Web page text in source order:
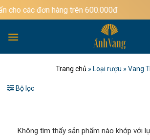
Bỏ
qua
dung
các đơn hàng trên 600.000đ
Trang chủ » Loại rượu » Vang
Bộ lọc
Không tìm thấy sản phẩm nào khớp với